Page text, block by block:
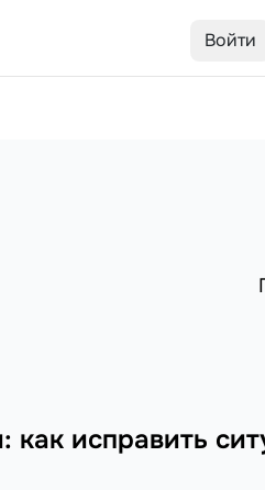
Войти
как исправить